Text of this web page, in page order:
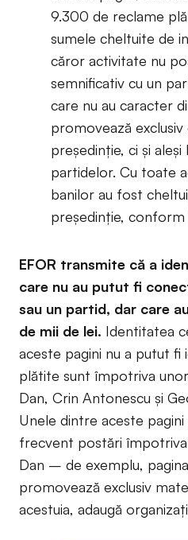
9.300 de reclame
sumele cheltuite de
căror activitate nu
semnificativ cu un
care nu au caracter
promovează exclusiv
președinție, ci și
partidelor. Cu toate
banilor au fost
președinție,
EFOR transmite că a
care nu au putut fi
sau un partid, dar care
de mii de lei. Identitatea
aceste pagini nu a putut fi
plătite sunt împotriva
Dan, Crin Antonescu și
Unele dintre aceste
frecvent postări împotriva
Dan – de exemplu, pagina
promovează exclusiv
acestuia, adaugă